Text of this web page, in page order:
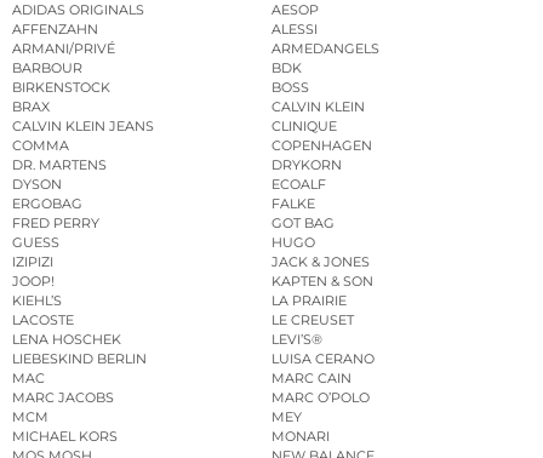
ADIDAS ORIGINALS
AESOP
AFFENZAHN
ALESSI
ARMANI/PRIVÉ
ARMEDANGELS
BARBOUR
BDK
BIRKENSTOCK
BOSS
BRAX
CALVIN KLEIN
CALVIN KLEIN JEANS
CLINIQUE
COMMA
COPENHAGEN
DR. MARTENS
DRYKORN
DYSON
ECOALF
ERGOBAG
FALKE
FRED PERRY
GOT BAG
GUESS
HUGO
IZIPIZI
JACK & JONES
JOOP!
KAPTEN & SON
KIEHL’S
LA PRAIRIE
LACOSTE
LE CREUSET
LENA HOSCHEK
LEVI’S®
LIEBESKIND BERLIN
LUISA CERANO
MAC
MARC CAIN
MARC JACOBS
MARC O’POLO
MCM
MEY
MICHAEL KORS
MONARI